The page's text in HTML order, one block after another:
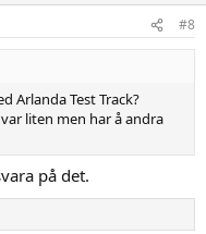
#8
Arlanda Test Track?
liten men har å andra
på det.